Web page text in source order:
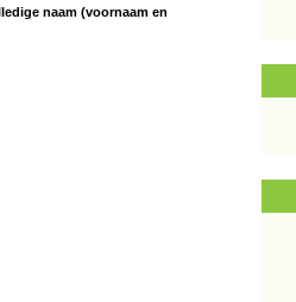
naam (voornaam en